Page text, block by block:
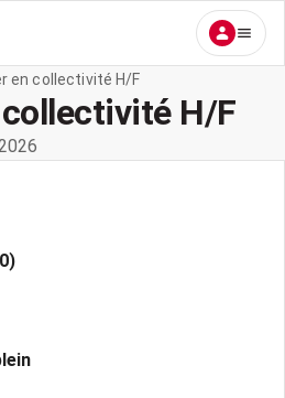
en collectivité H/F
H/F